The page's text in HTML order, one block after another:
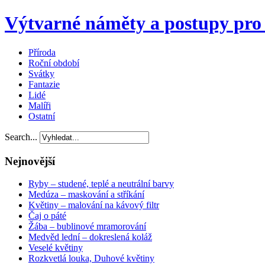
Výtvarné náměty a postupy
Příroda
Roční období
Svátky
Fantazie
Lidé
Malíři
Ostatní
Search...
Nejnovější
Ryby – studené, teplé a neutrální barvy
Medúza – maskování a stříkání
Květiny – malování na kávový filtr
Čaj o páté
Žába – bublinové mramorování
Medvěd lední – dokreslená koláž
Veselé květiny
Rozkvetlá louka, Duhové květiny